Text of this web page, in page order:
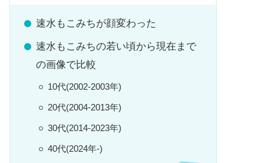
速水もこみちが顔変わった
速水もこみちの若い頃から現在まで
の画像で比較
10代(2002-2003年)
20代(2004-2013年)
30代(2014-2023年)
40代(2024年-)